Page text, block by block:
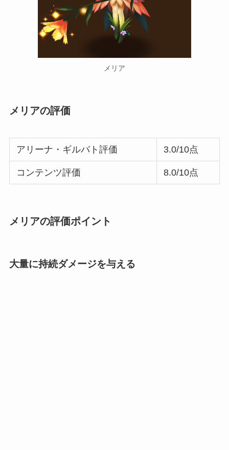
メリア
メリアの評価
アリーナ・ギルバト評価 3.0/10点
コンテンツ評価 8.0/10点
メリアの評価ポイント
大量に持続ダメージを与える